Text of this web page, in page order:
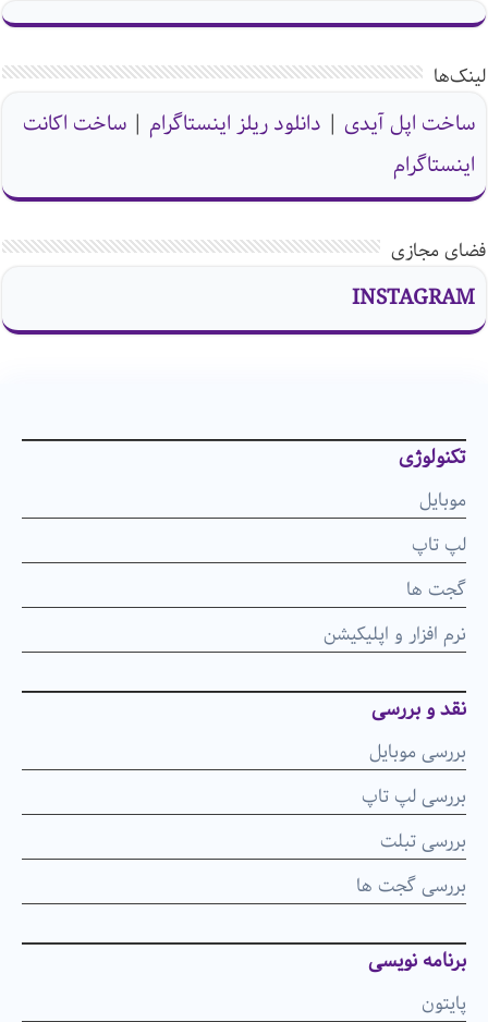
لینک‌ها
ساخت اپل آیدی | دانلود ریلز اینستاگرام |ساخت اکانت
اینستاگرام
فضای مجازی
INSTAGRAM
تکنولوژی
موبایل
لپ تاپ
گجت ها
نرم افزار و اپلیکیشن
نقد و بررسی
بررسی موبایل
بررسی لپ تاپ
بررسی تبلت
بررسی گجت ها
برنامه نویسی
پایتون